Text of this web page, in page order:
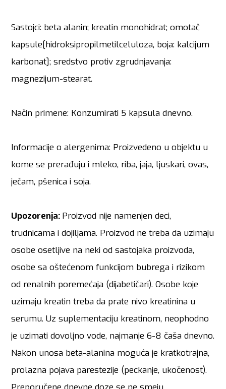
Sastojci: beta alanin; kreatin monohidrat; omotač
kapsule[hidroksipropilmetilceluloza, boja: kalcijum
karbonat]; sredstvo protiv zgrudnjavanja:
magnezijum-stearat.
Način primene: Konzumirati 5 kapsula dnevno.
Informacije o alergenima: Proizvedeno u objektu u
kome se prerađuju i mleko, riba, jaja, ljuskari, ovas,
ječam, pšenica i soja.
Upozorenja: Proizvod nije namenjen deci,
trudnicama i dojiljama. Proizvod ne treba da uzimaju
osobe osetljive na neki od sastojaka proizvoda,
osobe sa oštećenom funkcijom bubrega i rizikom
od renalnih poremećaja (dijabetičari). Osobe koje
uzimaju kreatin treba da prate nivo kreatinina u
serumu. Uz suplementaciju kreatinom, neophodno
je uzimati dovoljno vode, najmanje 6-8 čaša dnevno.
Nakon unosa beta-alanina moguća je kratkotrajna,
prolazna pojava parestezije (peckanje, ukočenost).